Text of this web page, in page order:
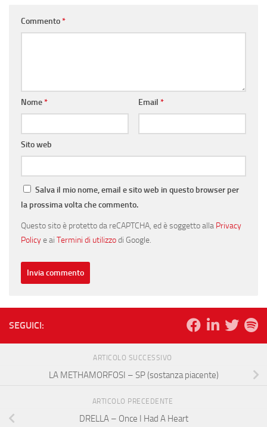
Commento*
Nome* Email *
Sito web
Salva il mio nome, email e sito web in questo browser per
la prossima volta che commento.
Questo sito è protetto da reCAPTCHA, ed è soggetto alla Privacy
Policye ai Termini di utilizzodi Google.
SEGUICI:
ARTICOLO SUCCESSIVO
LA METHAMORFOSI – SP (sostanza piacente)
ARTICOLO PRECEDENTE
DRELLA – Once I Had A Heart